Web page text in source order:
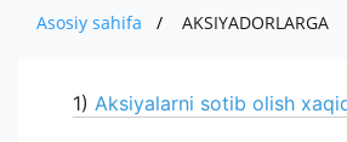
O'ZBEKISTONDA ISHLAB
QISHLOQ XO ' JALIGI
MUHIM FAKTLAR
KOMPANIYANING ICHKI
IMPORT
AUTSORSING
EKSPORT
PRESS
Asosiy sahifa AKSIYADORLARGA
1) Aksiyalarni sotib olish